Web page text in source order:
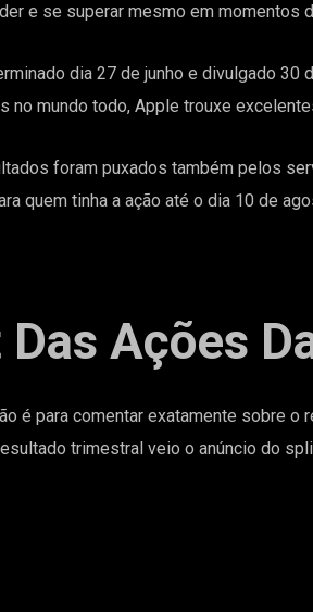
e se superar mesmo em momentos
dia 27 de junho e divulgado
no mundo todo, Apple trouxe
foram puxados também pelos
quem tinha a ação até o dia 10 de
Ações
é para comentar exatamente sobre o
trimestral veio o anúncio do